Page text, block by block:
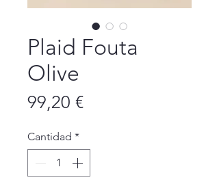
Plaid Fouta
Olive
99,20 €Precio
Cantidad *